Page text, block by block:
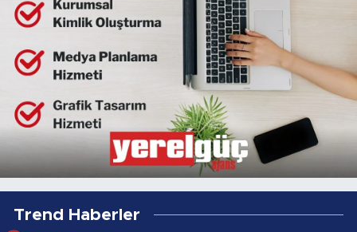
Trend Haberler